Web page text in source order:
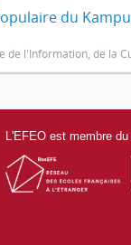
du
de l'Information, de la
L'EFEO est membre